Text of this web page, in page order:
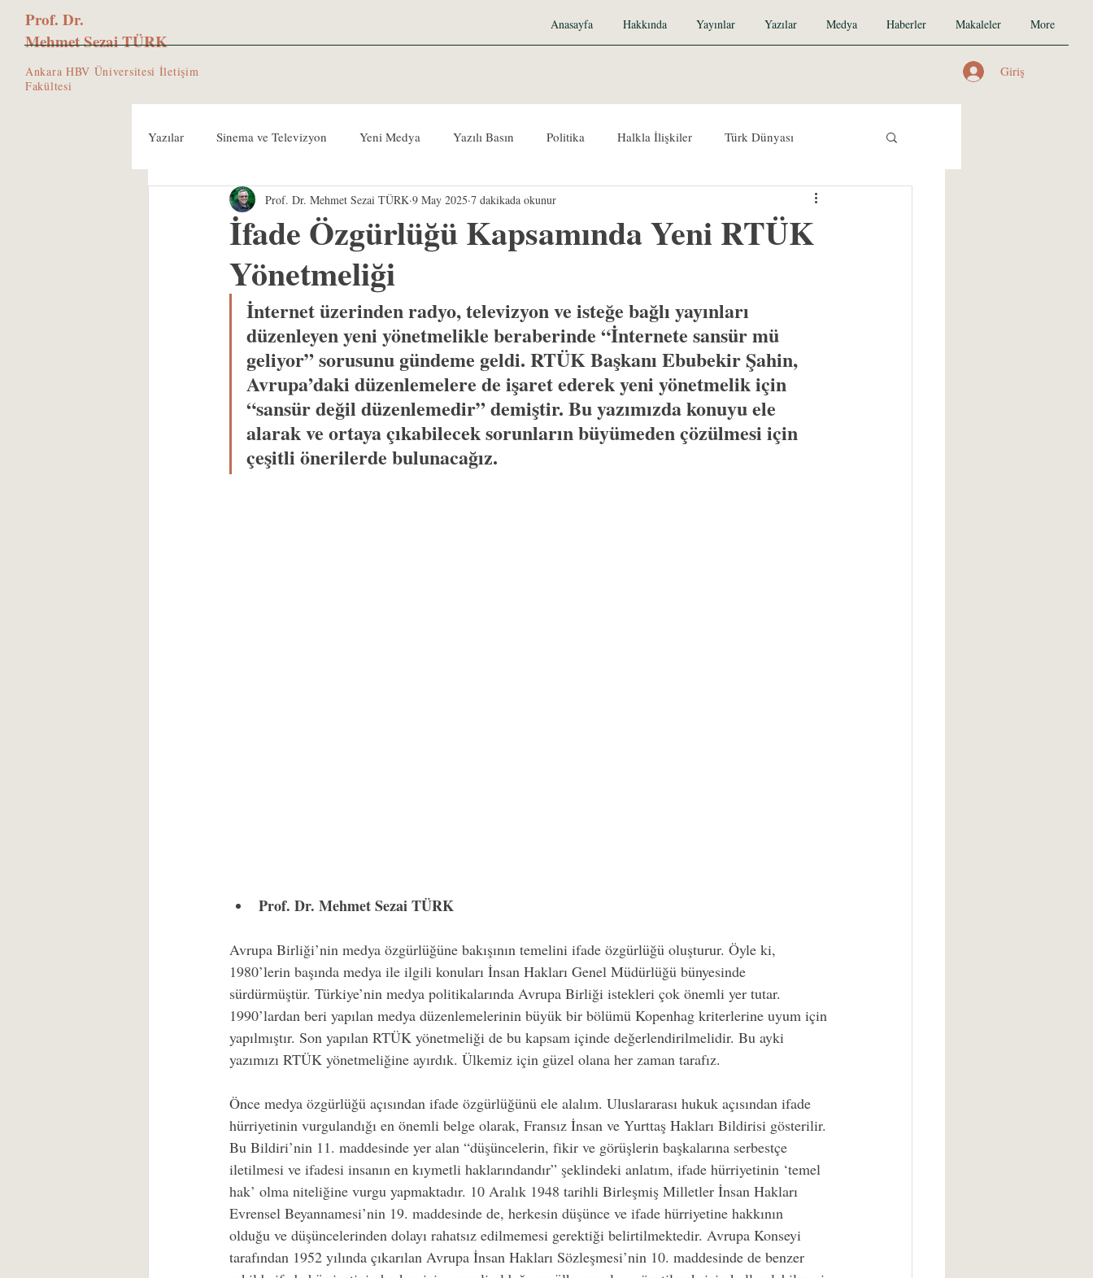
Prof. Dr.
Mehmet Sezai TÜRK
Ankara HBV Üniversitesi İletişim
Fakültesi
Anasayfa Hakkında Yayınlar Yazılar Medya Haberler Makaleler More
Giriş
Yazılar Sinema ve Televizyon Yeni Medya Yazılı Basın Politika Halkla İlişkiler Türk Dünyası
Röportajlar Akademik Makaleler Basmacı Hareketi Osmanlı Modernleşmesi
İfade Özgürlüğü Kapsamında Yeni RTÜK
Yönetmeliği
Prof. Dr. Mehmet Sezai TÜRK 9 May 2025 7 dakikada okunur
İnternet üzerinden radyo, televizyon ve isteğe bağlı yayınları
düzenleyen yeni yönetmelikle beraberinde “İnternete sansür mü
geliyor” sorusunu gündeme geldi. RTÜK Başkanı Ebubekir Şahin,
Avrupa’daki düzenlemelere de işaret ederek yeni yönetmelik için
“sansür değil düzenlemedir” demiştir. Bu yazımızda konuyu ele
alarak ve ortaya çıkabilecek sorunların büyümeden çözülmesi için
çeşitli önerilerde bulunacağız.
Prof. Dr. Mehmet Sezai TÜRK
Avrupa Birliği’nin medya özgürlüğüne bakışının temelini ifade özgürlüğü oluşturur. Öyle ki,
1980’lerin başında medya ile ilgili konuları İnsan Hakları Genel Müdürlüğü bünyesinde
sürdürmüştür. Türkiye’nin medya politikalarında Avrupa Birliği istekleri çok önemli yer tutar.
1990’lardan beri yapılan medya düzenlemelerinin büyük bir bölümü Kopenhag kriterlerine uyum için
yapılmıştır. Son yapılan RTÜK yönetmeliği de bu kapsam içinde değerlendirilmelidir. Bu ayki
yazımızı RTÜK yönetmeliğine ayırdık. Ülkemiz için güzel olana her zaman tarafız.
Önce medya özgürlüğü açısından ifade özgürlüğünü ele alalım. Uluslararası hukuk açısından ifade
hürriyetinin vurgulandığı en önemli belge olarak, Fransız İnsan ve Yurttaş Hakları Bildirisi gösterilir.
Bu Bildiri’nin 11. maddesinde yer alan “düşüncelerin, fikir ve görüşlerin başkalarına serbestçe
iletilmesi ve ifadesi insanın en kıymetli haklarındandır” şeklindeki anlatım, ifade hürriyetinin ‘temel
hak’ olma niteliğine vurgu yapmaktadır. 10 Aralık 1948 tarihli Birleşmiş Milletler İnsan Hakları
Evrensel Beyannamesi’nin 19. maddesinde de, herkesin düşünce ve ifade hürriyetine hakkının
olduğu ve düşüncelerinden dolayı rahatsız edilmemesi gerektiği belirtilmektedir. Avrupa Konseyi
tarafından 1952 yılında çıkarılan Avrupa İnsan Hakları Sözleşmesi’nin 10. maddesinde de benzer